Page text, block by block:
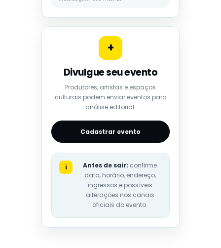
+
Divulgue seu evento
Produtores, artistas e espaços
culturais podem enviar eventos para
análise editorial.
Cadastrar evento
i Antes de sair: confirme
data, horário, endereço,
ingressos e possíveis
alterações nos canais
oficiais do evento.